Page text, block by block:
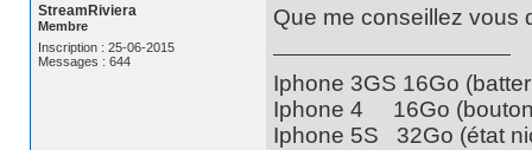
StreamRiviera
Membre
Inscription : 25-06-2015
Messages : 644
Que me conseillez vous
Iphone 3GS 16Go
Iphone 4 16Go
Iphone 5S 32Go (état